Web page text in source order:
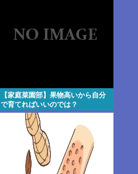
【家庭菜園部】果物高いから自分
で育てればいいのでは？